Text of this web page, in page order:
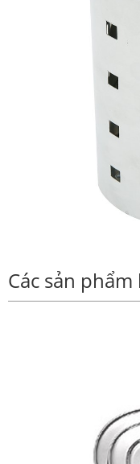
Các sản phẩm